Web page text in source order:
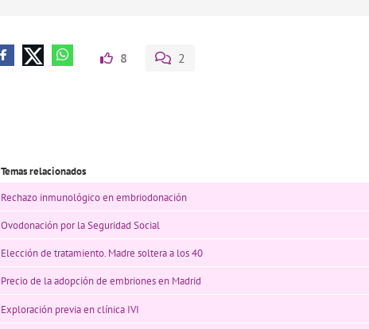
8 2
Temas relacionados
Rechazo inmunológico en embriodonación
Ovodonación por la Seguridad Social
Elección de tratamiento. Madre soltera a los 40
Precio de la adopción de embriones en Madrid
Exploración previa en clínica IVI